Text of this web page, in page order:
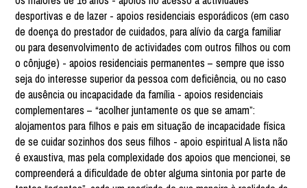
desportivas e de lazer - apoios residenciais esporádicos (em caso
de doença do prestador de cuidados, para alívio da carga familiar
ou para desenvolvimento de actividades com outros filhos ou com
o cônjuge) - apoios residenciais permanentes – sempre que isso
seja do interesse superior da pessoa com deficiência, ou no caso
de ausência ou incapacidade da família - apoios residenciais
complementares – “acolher juntamente os que se amam”:
alojamentos para filhos e pais em situação de incapacidade física
de se cuidar sozinhos dos seus filhos - apoio espiritual A lista não
é exaustiva, mas pela complexidade dos apoios que mencionei, se
compreenderá a dificuldade de obter alguma sintonia por parte de